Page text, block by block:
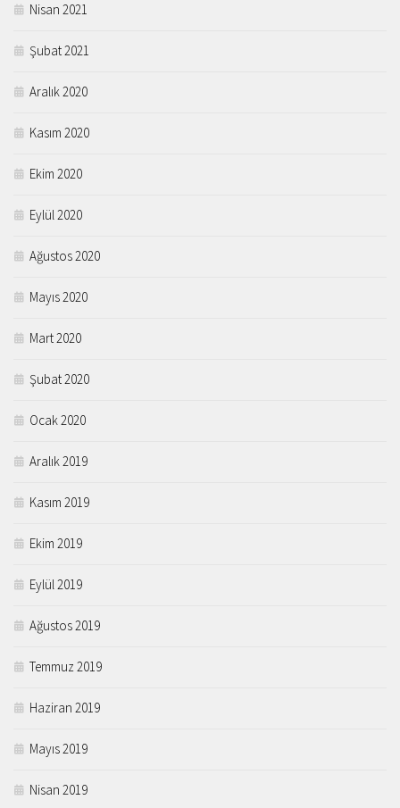
Nisan 2021
Şubat 2021
Aralık 2020
Kasım 2020
Ekim 2020
Eylül 2020
Ağustos 2020
Mayıs 2020
Mart 2020
Şubat 2020
Ocak 2020
Aralık 2019
Kasım 2019
Ekim 2019
Eylül 2019
Ağustos 2019
Temmuz 2019
Haziran 2019
Mayıs 2019
Nisan 2019